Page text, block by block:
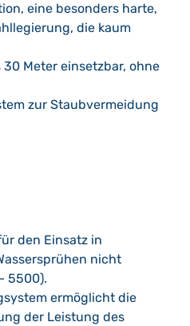
eine besonders harte,
die kaum
Meter einsetzbar, ohne
zur Staubvermeidung
den Einsatz in
nicht
5500).
ermöglicht die
der Leistung des